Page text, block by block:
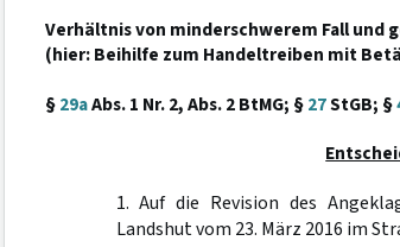
Verhältnis von minderschwerem Fall
(hier: Beihilfe zum Handeltreiben mit
§29aAbs. 1 Nr. 2, Abs. 2 BtMG; §27StGB; §
1. Auf die Revision des
Landshut vom 23. März 2016 im